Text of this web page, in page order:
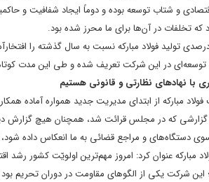
و شتاب توسعه بوده و دوماً ایجاد شفافیت و
که تخلفات در آن‌ها برای ما محرز شده بود.
توسعه‌ای در این شرکت تعریف شده و طی این مدت
با نهادهای نظارتی و قانونی هستیم
مبارکه از ابتدای مدیریت جدید همواره آماده
گزارشی که در مجلس قرائت شد، همچنان هیچ گزارش
دستگاه‌های و مراجع قضائی به ما انعکاس داده شود،
مبارکه عنوان کرد: امروز مهم‌ترین اولویّت کشور
این شرکت یکی از الگوهای مقاومت در دوران تحریم